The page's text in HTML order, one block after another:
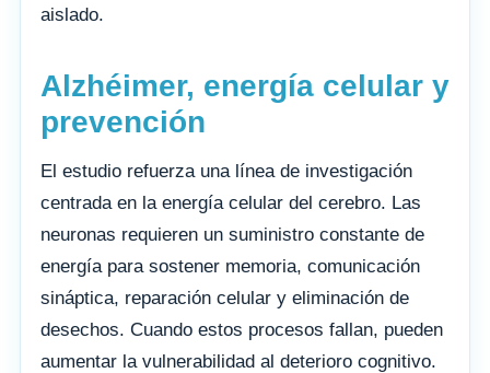
aislado.
Alzhéimer, energía celular y
prevención
El estudio refuerza una línea de investigación
centrada en la energía celular del cerebro. Las
neuronas requieren un suministro constante de
energía para sostener memoria, comunicación
sináptica, reparación celular y eliminación de
desechos. Cuando estos procesos fallan, pueden
aumentar la vulnerabilidad al deterioro cognitivo.